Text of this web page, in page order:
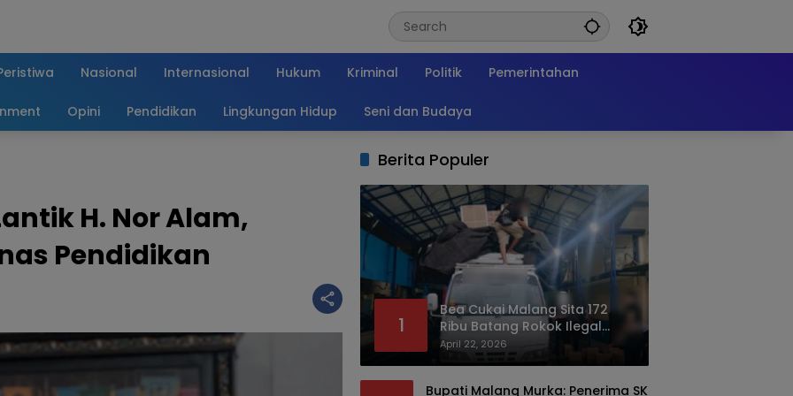
Nasional Internasional Hukum Kriminal Politik Pemerintahan
Opini Pendidikan Lingkungan Hidup Seni dan Budaya
H. Nor Alam,
Pendidikan
Berita Populer
1
Bea Cukai Malang Sita 172
Ribu Batang Rokok Ilegal
Bermodus Kemasan Sabun
April 22, 2026
Bupati Malang Murka: Penerima SK